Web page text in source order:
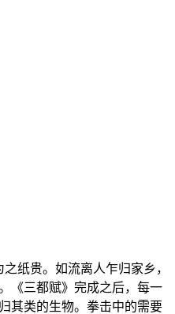
纸贵。如流离人乍归家乡，
《三都赋》完成之后，每一
其类的生物。拳击中的需要